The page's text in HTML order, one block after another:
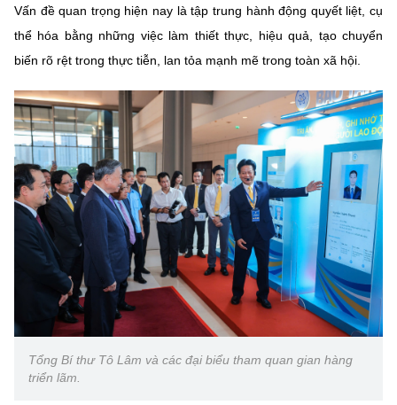
Vấn đề quan trọng hiện nay là tập trung hành động quyết liệt, cụ
thể hóa bằng những việc làm thiết thực, hiệu quả, tạo chuyển
biến rõ rệt trong thực tiễn, lan tỏa mạnh mẽ trong toàn xã hội.
Tổng Bí thư Tô Lâm và các đại biểu tham quan gian hàng
triển lãm.